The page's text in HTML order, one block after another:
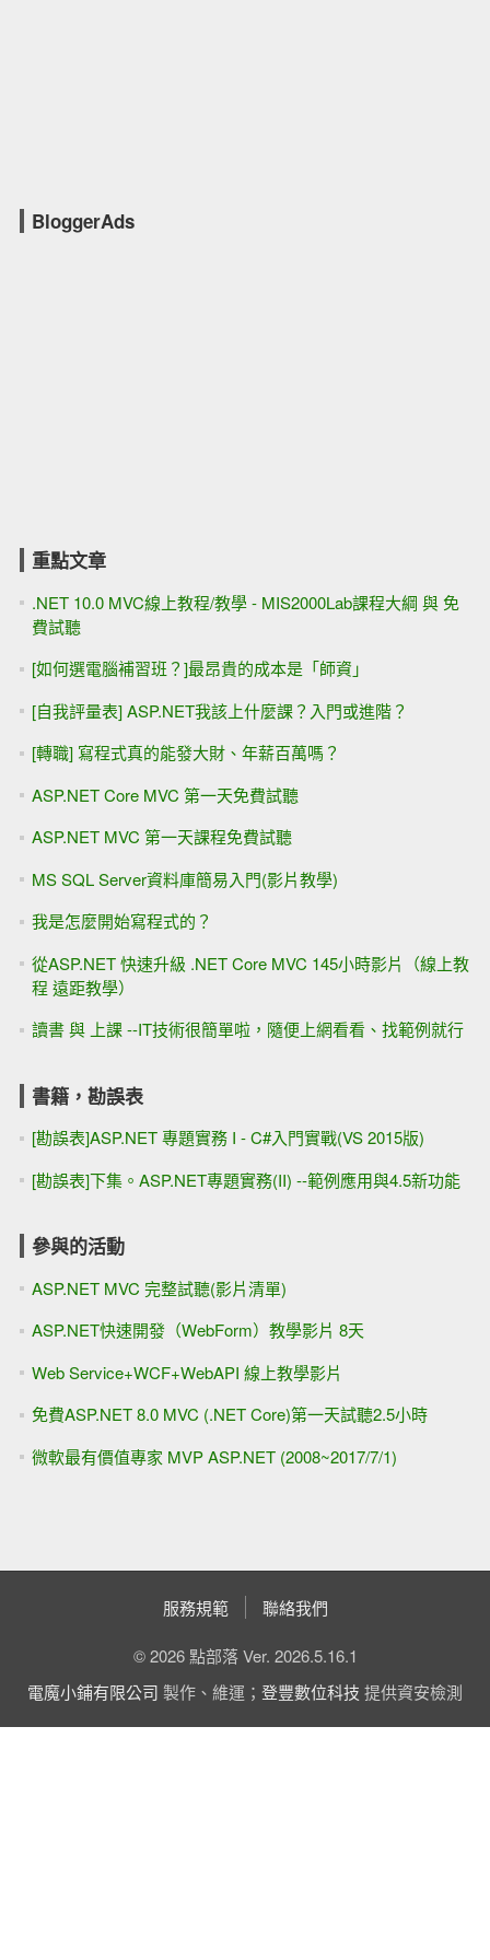
BloggerAds
重點文章
.NET 10.0 MVC線上教程/教學 - MIS2000Lab課程大綱 與 免
費試聽
[如何選電腦補習班？]最昂貴的成本是「師資」
[自我評量表] ASP.NET我該上什麼課？入門或進階？
[轉職] 寫程式真的能發大財、年薪百萬嗎？
ASP.NET Core MVC 第一天免費試聽
ASP.NET MVC 第一天課程免費試聽
MS SQL Server資料庫簡易入門(影片教學)
我是怎麼開始寫程式的？
從ASP.NET 快速升級 .NET Core MVC 145小時影片（線上教
程 遠距教學）
讀書 與 上課 --IT技術很簡單啦，隨便上網看看、找範例就行
書籍，勘誤表
[勘誤表]ASP.NET 專題實務 I - C#入門實戰(VS 2015版)
[勘誤表]下集。ASP.NET專題實務(II) --範例應用與4.5新功能
參與的活動
ASP.NET MVC 完整試聽(影片清單)
ASP.NET快速開發（WebForm）教學影片 8天
Web Service+WCF+WebAPI 線上教學影片
免費ASP.NET 8.0 MVC (.NET Core)第一天試聽2.5小時
微軟最有價值專家 MVP ASP.NET (2008~2017/7/1)
服務規範 聯絡我們
© 2026 點部落 Ver. 2026.5.16.1
電魔小鋪有限公司 製作、維運； 登豐數位科技 提供資安檢測